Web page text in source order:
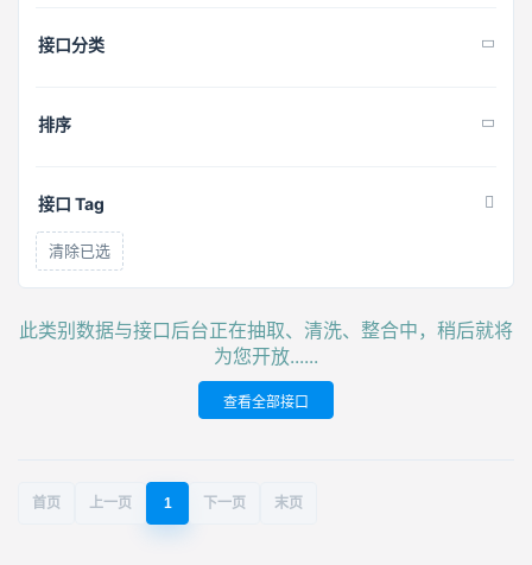
接口分类
排序
接口 Tag
清除已选
此类别数据与接口后台正在抽取、清洗、整合中，稍后就将
为您开放......
查看全部接口
首页 上一页 1 下一页 末页